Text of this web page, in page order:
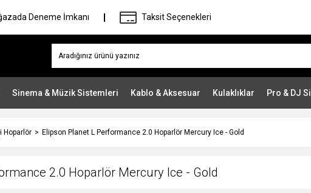
Deneme İmkanı Taksit Seçenekleri
Sinema & Müzik Sistemleri Kablo & Aksesuar Kulaklıklar Pro & DJ
Hoparlör Elipson Planet L Performance 2.0 Hoparlör Mercury Ice - Gold
2.0 Hoparlör Mercury Ice - Gold